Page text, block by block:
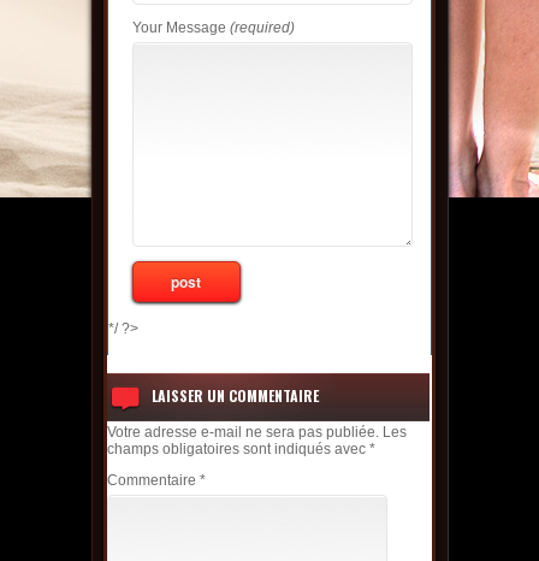
Your Message (required)
*/ ?>
LAISSER UN COMMENTAIRE
Votre adresse e-mail ne sera pas publiée. Les
champs obligatoires sont indiqués avec *
Commentaire *